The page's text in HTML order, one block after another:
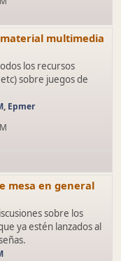
material multimedia
los recursos
sobre juegos de
, Epmer
mesa en general
sobre los
ya estén lanzados al